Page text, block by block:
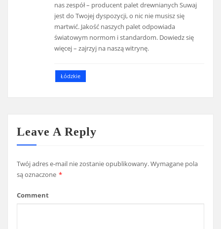
nas zespół – producent palet drewnianych Suwaj
jest do Twojej dyspozycji, o nic nie musisz się
martwić. Jakość naszych palet odpowiada
światowym normom i standardom. Dowiedz się
więcej – zajrzyj na naszą witrynę.
Łódzkie
Leave A Reply
Twój adres e-mail nie zostanie opublikowany.Wymagane pola
są oznaczone *
Comment